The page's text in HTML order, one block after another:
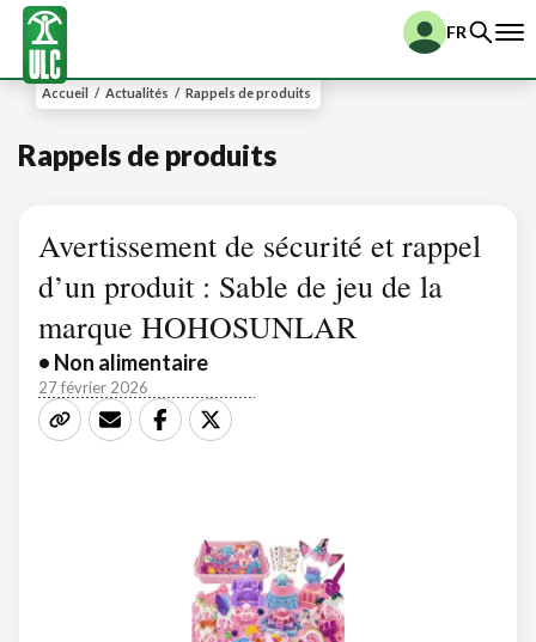
FR
Accueil / Actualités / Rappels de produits
Rappels de produits
Avertissement de sécurité et rappel
d’un produit : Sable de jeu de la
marque HOHOSUNLAR
• Non alimentaire
27 février 2026